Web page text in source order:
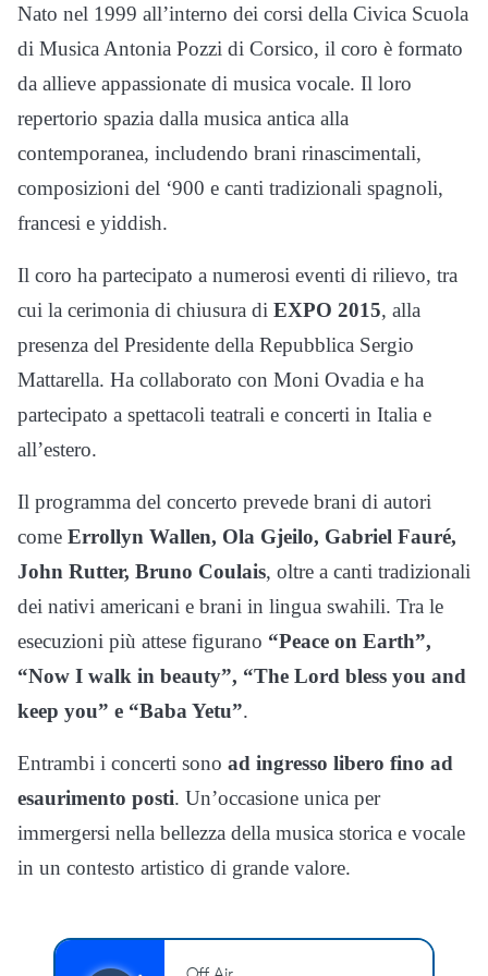
Nato nel 1999 all’interno dei corsi della Civica Scuola
di Musica Antonia Pozzi di Corsico, il coro è formato
da allieve appassionate di musica vocale. Il loro
repertorio spazia dalla musica antica alla
contemporanea, includendo brani rinascimentali,
composizioni del ‘900 e canti tradizionali spagnoli,
francesi e yiddish.
Il coro ha partecipato a numerosi eventi di rilievo, tra
cui la cerimonia di chiusura di EXPO 2015, alla
presenza del Presidente della Repubblica Sergio
Mattarella. Ha collaborato con Moni Ovadia e ha
partecipato a spettacoli teatrali e concerti in Italia e
all’estero.
Il programma del concerto prevede brani di autori
come Errollyn Wallen, Ola Gjeilo, Gabriel Fauré,
John Rutter, Bruno Coulais, oltre a canti tradizionali
dei nativi americani e brani in lingua swahili. Tra le
esecuzioni più attese figurano “Peace on Earth”,
“Now I walk in beauty”, “The Lord bless you and
keep you” e “Baba Yetu”.
Entrambi i concerti sono ad ingresso libero fino ad
esaurimento posti. Un’occasione unica per
immergersi nella bellezza della musica storica e vocale
in un contesto artistico di grande valore.